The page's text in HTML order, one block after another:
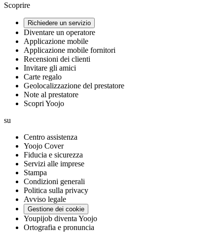
Scoprire
Richiedere un servizio
Diventare un operatore
Applicazione mobile
Applicazione mobile fornitori
Recensioni dei clienti
Invitare gli amici
Carte regalo
Geolocalizzazione del prestatore
Note al prestatore
Scopri Yoojo
su
Centro assistenza
Yoojo Cover
Fiducia e sicurezza
Servizi alle imprese
Stampa
Condizioni generali
Politica sulla privacy
Avviso legale
Gestione dei cookie
Youpijob diventa Yoojo
Ortografia e pronuncia